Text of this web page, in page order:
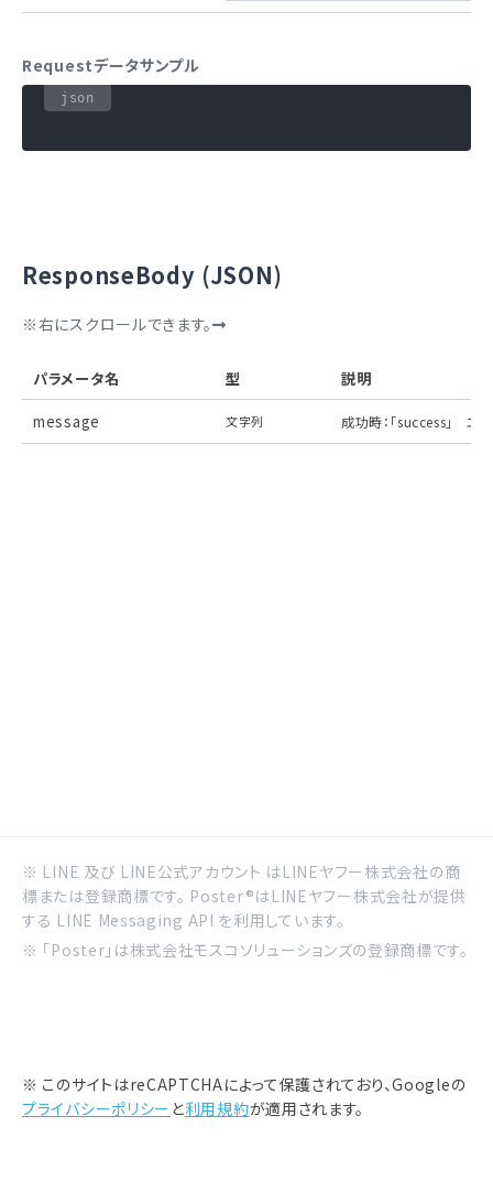
Requestデータサンプル
ResponseBody (JSON)
※右にスクロールできます。
パラメータ名 型 説明
message 文字列 成功時：「success」 エ
※ LINE 及び LINE公式アカウント はLINEヤフー株式会社の商
標または登録商標です。 Poster®はLINEヤフー株式会社が提供
する LINE Messaging API を利用しています。
※ 「Poster」は株式会社モスコソリューションズの登録商標です。
※ このサイトはreCAPTCHAによって保護されており、Googleの
プライバシーポリシー と利用規約が適用されます。